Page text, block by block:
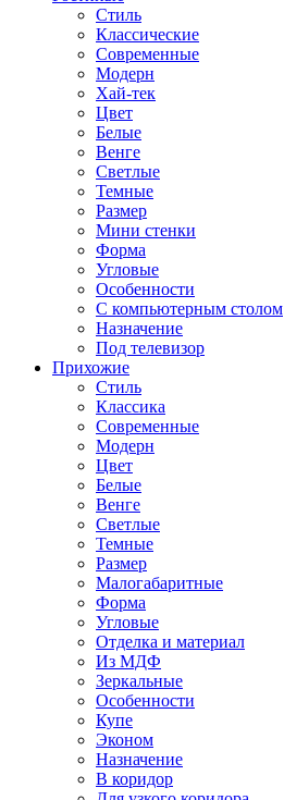
Стиль
Классические
Современные
Модерн
Хай-тек
Цвет
Белые
Венге
Светлые
Темные
Размер
Мини стенки
Форма
Угловые
Особенности
С компьютерным столом
Назначение
Под телевизор
Прихожие
Стиль
Классика
Современные
Модерн
Цвет
Белые
Венге
Светлые
Темные
Размер
Малогабаритные
Форма
Угловые
Отделка и материал
Из МДФ
Зеркальные
Особенности
Купе
Эконом
Назначение
В коридор